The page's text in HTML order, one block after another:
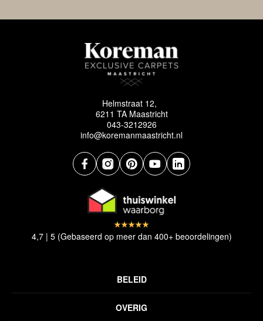
Helmstraat 12,
6211 TA Maastricht
043-3212926
info@koremanmaastricht.nl
OVERIG
BELEID
4,7 | 5 (Gebaseerd op meer dan 400+ beoordelingen)